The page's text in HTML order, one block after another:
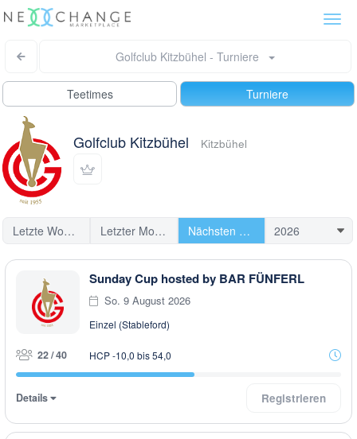
Golfclub Kitzbühel - Turniere
Teetimes Turniere
Golfclub Kitzbühel Kitzbühel
Letzte Woche Letzter Monat Nächsten Turniere
Sunday Cup hosted by BAR FÜNFERL
So. 9 August 2026
Einzel (Stableford)
22 / 40 HCP -10,0 bis 54,0
Details Registrieren